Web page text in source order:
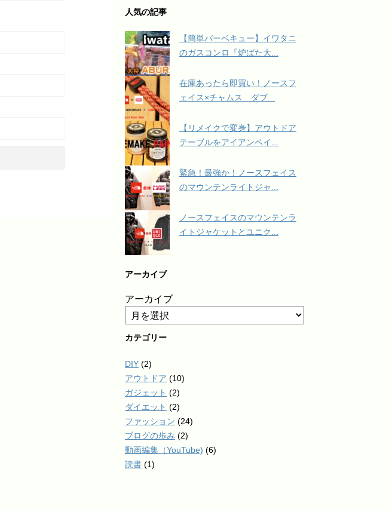
人気の記事
【簡単バーベキュー】イワタニ
のガスコンロ『炉ばた大...
在庫あったら即買い！ノースフ
ェイス×チャムス ダブ...
【リメイクで変身】アウトドア
テーブルをアイアンペイ...
緊急！最強か！ノースフェイス
のマウンテンライトジャ...
ノースフェイスのマウンテンラ
イトジャケットとユニク...
アーカイブ
アーカイブ
カテゴリー
DIY (2)
アウトドア (10)
ガジェット (2)
ダイエット (2)
ファッション (24)
ブログの歩み (2)
動画編集（YouTube) (6)
読書 (1)